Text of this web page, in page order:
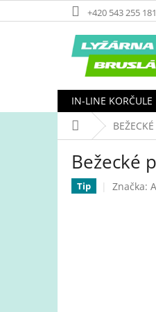
na
+420 543 255 181
IN-LINE KORČULE
Domov
Bežecké
Tip Značka: